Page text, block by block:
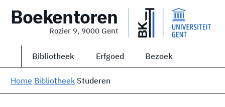
Boekentoren
Rozier 9, 9000 Gent
Bibliotheek Erfgoed Bezoek
Home Bibliotheek Studeren